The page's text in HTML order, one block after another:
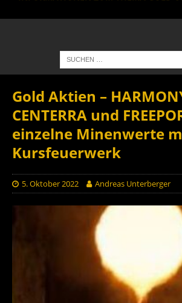
Gold Aktien –
CENTERRA und
einzelne Minenwerte
Kursfeuerwerk
5. Oktober 2022 Andreas Unterberger